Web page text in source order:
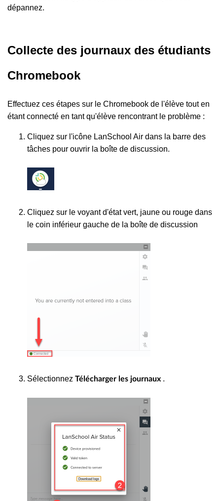
dépannez.
Collecte des journaux des étudiants
Chromebook
Effectuez ces étapes sur le Chromebook de l'élève tout en
étant connecté en tant qu'élève rencontrant le problème :
Cliquez sur l'icône LanSchool Air dans la barre des
tâches pour ouvrir la boîte de discussion.
Cliquez sur le voyant d'état vert, jaune ou rouge dans
le coin inférieur gauche de la boîte de discussion
Sélectionnez Télécharger les journaux .